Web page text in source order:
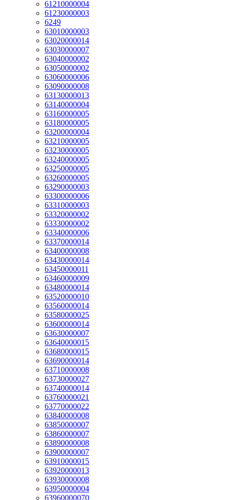
61210000004
61230000003
6249
63010000003
63020000014
63030000007
63040000002
63050000002
63060000006
63090000008
63130000013
63140000004
63160000005
63180000005
63200000004
63210000005
63230000005
63240000005
63250000005
63260000005
63290000003
63300000006
63310000003
63320000002
63330000002
63340000006
63370000014
63400000008
63430000014
63450000011
63460000009
63480000014
63520000010
63560000014
63580000025
63600000014
63630000007
63640000015
63680000015
63690000014
63710000008
63730000027
63740000014
63760000021
63770000022
63840000008
63850000007
63860000007
63890000008
63900000007
63910000015
63920000013
63930000008
63950000004
63960000070